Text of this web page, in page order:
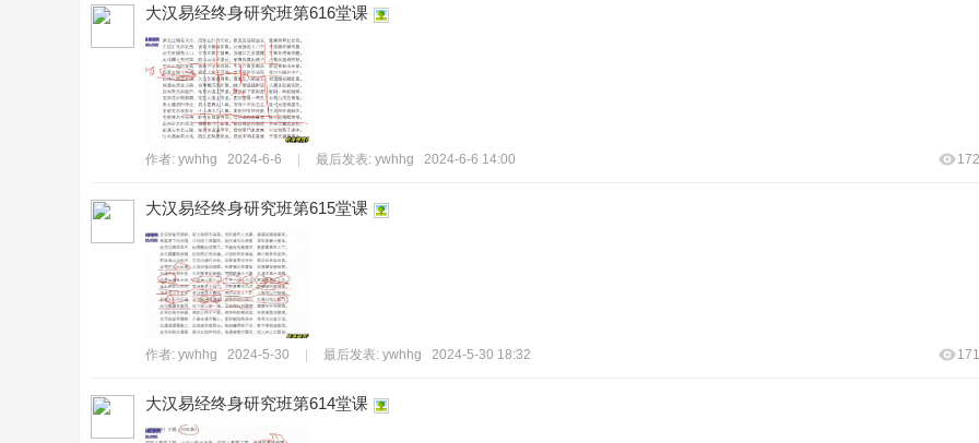
大汉易经终身研究班第616堂课
作者: ywhhg 2024-6-6 最后发表: ywhhg 2024-6-6 14:00
大汉易经终身研究班第615堂课
作者: ywhhg 2024-5-30 最后发表: ywhhg 2024-5-30 18:32
大汉易经终身研究班第614堂课